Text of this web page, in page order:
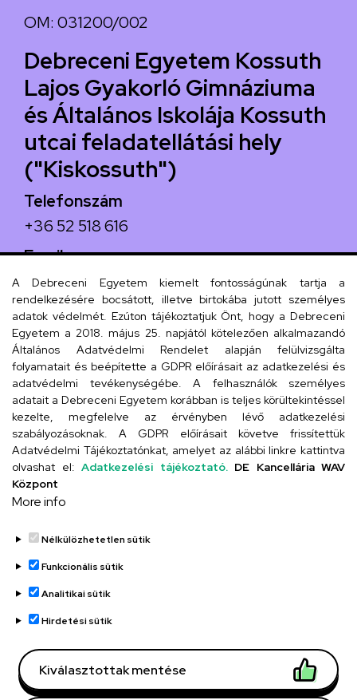
OM: 031200/002
Debreceni Egyetem Kossuth
Lajos Gyakorló Gimnáziuma
és Általános Iskolája Kossuth
utcai feladatellátási hely
("Kiskossuth")
Telefonszám
+36 52 518 616
Email
iskola@kossuth-alt.unideb.hu
Cím
4024 Debrecen, Kossuth utca 33.
Szervezeti telefonkönyv
UD telefonkönyv
Adatvédelem
Adatvédelem
Régi oldal
Technikai információk
A Debreceni Egyetem kiemelt fontosságúnak tartja a
rendelkezésére bocsátott, illetve birtokába jutott személyes
adatok védelmét. Ezúton tájékoztatjuk Önt, hogy a Debreceni
Egyetem a 2018. május 25. napjától kötelezően alkalmazandó
Általános Adatvédelmi Rendelet alapján felülvizsgálta
folyamatait és beépítette a GDPR előírásait az adatkezelési és
adatvédelmi tevékenységébe. A felhasználók személyes
adatait a Debreceni Egyetem korábban is teljes körültekintéssel
kezelte, megfelelve az érvényben lévő adatkezelési
szabályozásoknak. A GDPR előírásait követve frissítettük
Adatvédelmi Tájékoztatónkat, amelyet az alábbi linkre kattintva
olvashat el: Adatkezelési tájékoztató. DE Kancellária WAV
Központ
More info
Nélkülözhetetlen sütik
Funkcionális sütik
Analitikai sütik
Hirdetési sütik
Kiválasztottak mentése